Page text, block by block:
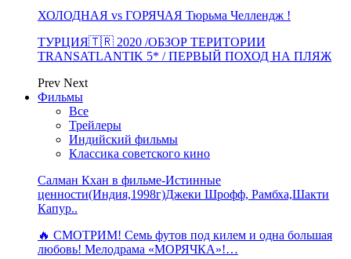
ХОЛОДНАЯ vs ГОРЯЧАЯ Тюрьма Челлендж !
ТУРЦИЯ🇹🇷 2020 /ОБЗОР ТЕРИТОРИИ
TRANSATLANTIK 5* / ПЕРВЫЙ ПОХОД НА ПЛЯЖ
Prev Next
Фильмы
Все
Трейлеры
Индийский фильмы
Классика советского кино
Салман Кхан в фильме-Истинные
ценности(Индия,1998г)Джеки Шрофф, Рамбха,Шакти
Капур..
🔥 СМОТРИМ! Семь футов под килем и одна большая
любовь! Мелодрама «МОРЯЧКА»!…